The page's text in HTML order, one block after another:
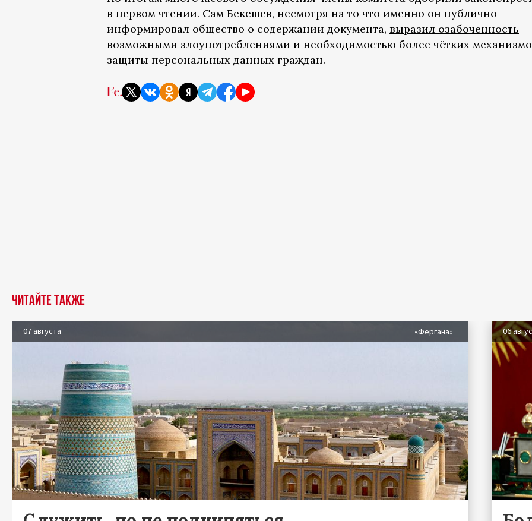
в первом чтении. Сам Бекешев, несмотря на то что именно он публично
информировал общество о содержании документа, выразил озабоченность
возможными злоупотреблениями и необходимостью более чётких
защиты персональных данных граждан.
Читайте также
07 августа «Фергана» 06